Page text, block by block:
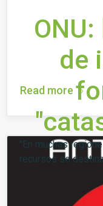
de
"En muchas
recursos se
Read more